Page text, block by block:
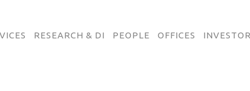
RESEARCH & DI PEOPLE OFFICES